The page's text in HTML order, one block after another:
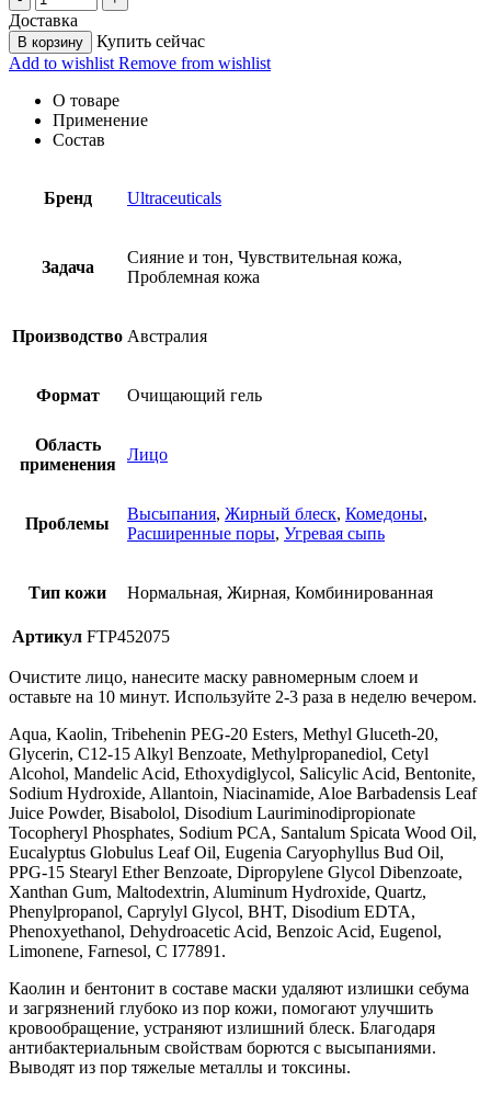
Доставка
В корзину
Купить сейчас
Add to wishlist Remove from wishlist
О товаре
Применение
Состав
Бренд Ultraceuticals
Задача
Сияние и тон, Чувствительная кожа,
Проблемная кожа
Производство Австралия
Формат Очищающий гель
Область
применения
Лицо
Проблемы
Высыпания, Жирный блеск, Комедоны,
Расширенные поры, Угревая сыпь
Тип кожи Нормальная, Жирная, Комбинированная
Артикул FTP452075
Очистите лицо, нанесите маску равномерным слоем и
оставьте на 10 минут. Используйте 2-3 раза в неделю вечером.
Aqua, Kaolin, Tribehenin PEG-20 Esters, Methyl Gluceth-20,
Glycerin, C12-15 Alkyl Benzoate, Methylpropanediol, Cetyl
Alcohol, Mandelic Acid, Ethoxydiglycol, Salicylic Acid, Bentonite,
Sodium Hydroxide, Allantoin, Niacinamide, Aloe Barbadensis Leaf
Juice Powder, Bisabolol, Disodium Lauriminodipropionate
Tocopheryl Phosphates, Sodium PCA, Santalum Spicata Wood Oil,
Eucalyptus Globulus Leaf Oil, Eugenia Caryophyllus Bud Oil,
PPG-15 Stearyl Ether Benzoate, Dipropylene Glycol Dibenzoate,
Xanthan Gum, Maltodextrin, Aluminum Hydroxide, Quartz,
Phenylpropanol, Caprylyl Glycol, BHT, Disodium EDTA,
Phenoxyethanol, Dehydroacetic Acid, Benzoic Acid, Eugenol,
Limonene, Farnesol, C I77891.
Каолин и бентонит в составе маски удаляют излишки себума
и загрязнений глубоко из пор кожи, помогают улучшить
кровообращение, устраняют излишний блеск. Благодаря
антибактериальным свойствам борются с высыпаниями.
Выводят из пор тяжелые металлы и токсины.